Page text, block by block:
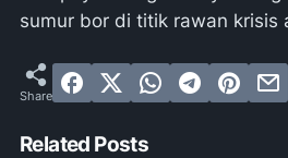
sumur bor di titik rawan krisis
Related Posts